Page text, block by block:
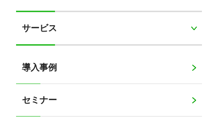
サービス
導入事例
セミナー